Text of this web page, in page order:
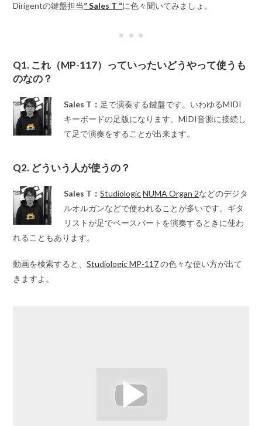
Dirigentの鍵盤担当” Sales T “に色々聞いてみましょ。
Q1. これ（MP-117）っていったいどうやって使うも
のなの？
Sales T： 足で演奏する鍵盤です。いわゆるMIDI
キーボードの足版になります。MIDI音源に接続し
て足で演奏をすることが出来ます。
Q2. どういう人が使うの？
Sales T：Studiologic NUMA Organ 2などのデジタ
ルオルガンなどで使われることが多いです。ギタ
リストが足でベースパートを演奏するときに使わ
れることもあります。
動画を検索すると、Studiologic MP-117の色々な使い方が出て
きますよ。